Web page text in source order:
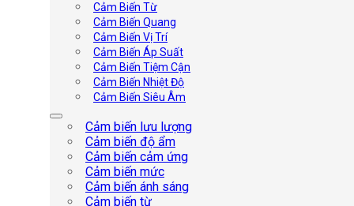
Cảm Biến Từ
Cảm Biến Quang
Cảm Biến Vị Trí
Cảm Biến Áp Suất
Cảm Biến Tiệm Cận
Cảm Biến Nhiệt Độ
Cảm Biến Siêu Âm
Cảm biến lưu lượng
Cảm biến độ ẩm
Cảm biến cảm ứng
Cảm biến mức
Cảm biến ánh sáng
Cảm biến từ